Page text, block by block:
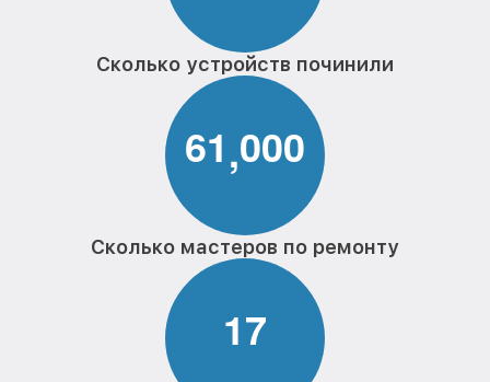
Сколько устройств починили
61,000
Сколько мастеров по ремонту
17